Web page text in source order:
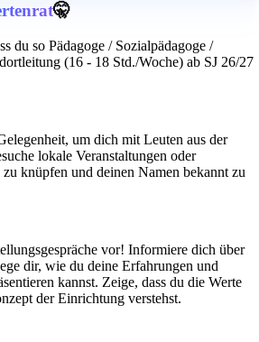
🤫
du so Pädagoge / Sozialpädagoge /
(16 - 18 Std./Woche) ab SJ 26/27
um dich mit Leuten aus der
lokale Veranstaltungen oder
knüpfen und deinen Namen bekannt zu
vor! Informiere dich über
dir, wie du deine Erfahrungen und
kannst. Zeige, dass du die Werte
der Einrichtung verstehst.